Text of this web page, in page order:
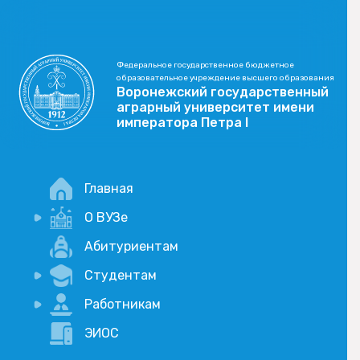
Федеральное государственное бюджетное
образовательное учреждение высшего образования
Воронежский государственный
аграрный университет имени
императора Петра I
Главная
О ВУЗе
Новости
Учебный процесс
Научная деятельность
Абитуриентам
Студентам
Портал дистанционого обучения
Академические отпуска
Работникам
Внимание, опрос!
ЭИОС